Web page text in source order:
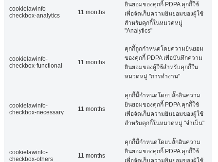
cookielawinfo-
checkbox-analytics
11 months
ยินยอมของคุกกี้ PDPA คุกกี้ใช้
เพื่อจัดเก็บความยินยอมของผู้ใช้
สำหรับคุกกี้ในหมวดหมู่
"Analytics"
cookielawinfo-
checkbox-functional
11 months
คุกกี้ถูกกำหนดโดยความยินยอม
ของคุกกี้ PDPA เพื่อบันทึกความ
ยินยอมของผู้ใช้สำหรับคุกกี้ใน
หมวดหมู่ "การทำงาน"
cookielawinfo-
checkbox-necessary
11 months
คุกกี้นี้กำหนดโดยปลั๊กอินความ
ยินยอมของคุกกี้ PDPA คุกกี้ใช้
เพื่อจัดเก็บความยินยอมของผู้ใช้
สำหรับคุกกี้ในหมวดหมู่ "จำเป็น"
cookielawinfo-
checkbox-others
11 months
คุกกี้นี้กำหนดโดยปลั๊กอินความ
ยินยอมของคุกกี้ PDPA คุกกี้ใช้
เพื่อจัดเก็บความยินยอมของผู้ใช้